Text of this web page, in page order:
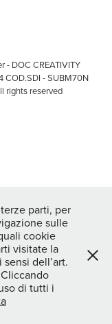
- DOC CREATIVITY
COD.SDI - SUBM70N
rights reserved
parti, per
sulle
cookie
visitate la
dell’art.
di tutti i